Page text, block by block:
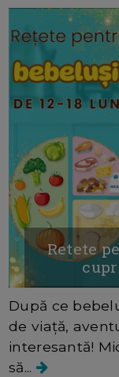
Retete
După ce
de viață,
interesantă!
să...